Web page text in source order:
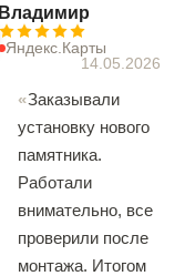
Владимир
Яндекс.Карты
14.05.2026
Заказывали
установку нового
памятника.
Работали
внимательно, все
проверили после
монтажа. Итогом